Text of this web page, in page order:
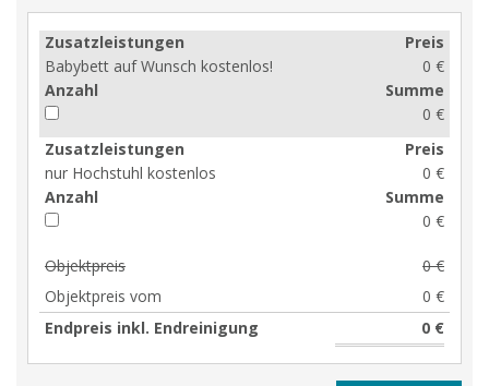
Zusatzleistungen
Babybett auf Wunsch kostenlos!
Preis
0 €
Anzahl
Summe
0 €
Zusatzleistungen
nur Hochstuhl kostenlos
Preis
0 €
Anzahl
Summe
0 €
Objektpreis
0 €
Objektpreis vom
0 €
Endpreis inkl. Endreinigung
0 €